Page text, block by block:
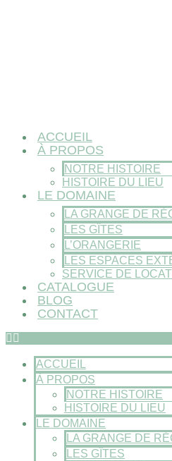
ACCUEIL
À PROPOS
NOTRE HISTOIRE
HISTOIRE DU LIEU
LE DOMAINE
LA GRANGE DE
LES GÎTES
L’ORANGERIE
LES ESPACES
SERVICE DE
CATALOGUE
BLOG
CONTACT
ACCUEIL
À PROPOS
NOTRE HISTOIRE
HISTOIRE DU LIEU
LE DOMAINE
LA GRANGE DE
LES GÎTES